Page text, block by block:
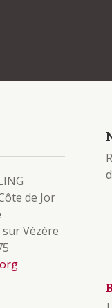
de Jor
Vézère